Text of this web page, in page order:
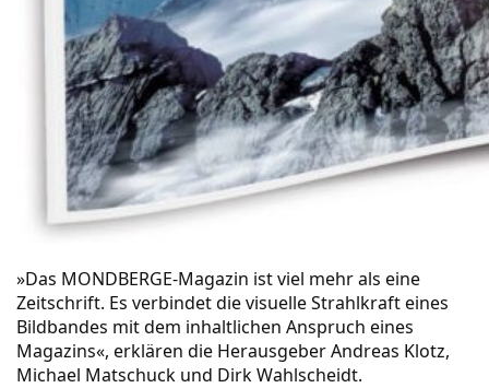
»Das MONDBERGE-Magazin ist viel mehr als eine
Zeitschrift. Es verbindet die visuelle Strahlkraft eines
Bildbandes mit dem inhaltlichen Anspruch eines
Magazins«, erklären die Herausgeber Andreas Klotz,
Michael Matschuck und Dirk Wahlscheidt.